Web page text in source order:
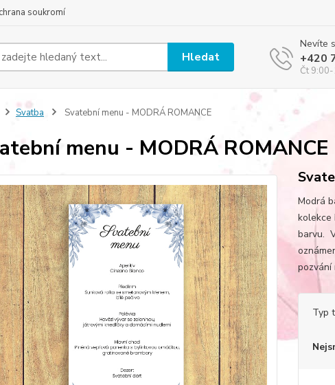
soukromí
Hledat
Nevíte
+420
Čt
Svatba Svatební menu - MODRÁ ROMANCE
menu - MODRÁ ROMANCE
Modrá
kolekce
barvu.
pozvání
Typ